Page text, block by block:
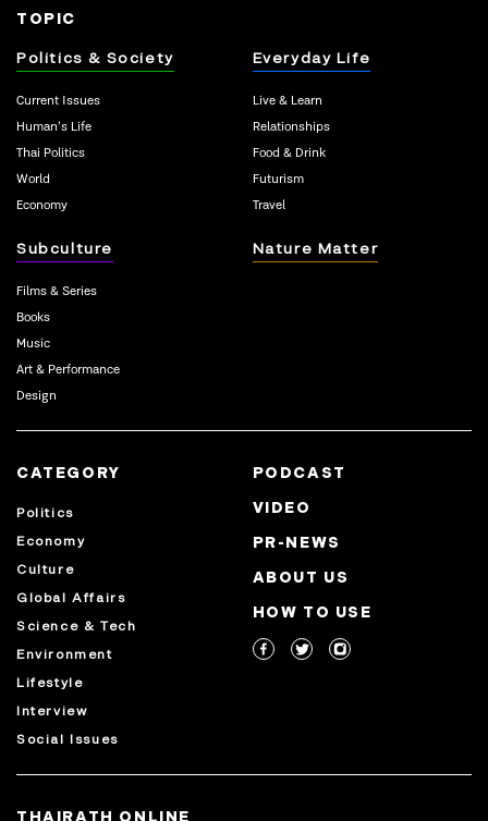
TOPIC
Politics & Society
Current Issues
Human’s Life
Thai Politics
World
Economy
Everyday Life
Live & Learn
Relationships
Food & Drink
Futurism
Travel
Subculture
Films & Series
Books
Music
Art & Performance
Design
Nature Matter
CATEGORY
Politics
Economy
Culture
Global Affairs
Science & Tech
Environment
Lifestyle
Interview
Social Issues
PODCAST
VIDEO
PR-NEWS
ABOUT US
HOW TO USE
THAIRATH ONLINE